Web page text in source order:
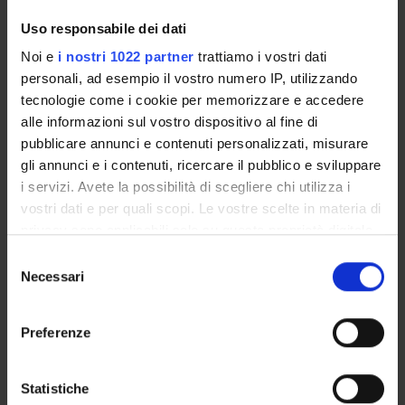
Uso responsabile dei dati
Noi e i nostri 1022 partner trattiamo i vostri dati
personali, ad esempio il vostro numero IP, utilizzando
tecnologie come i cookie per memorizzare e accedere
alle informazioni sul vostro dispositivo al fine di
pubblicare annunci e contenuti personalizzati, misurare
gli annunci e i contenuti, ricercare il pubblico e sviluppare
i servizi. Avete la possibilità di scegliere chi utilizza i
vostri dati e per quali scopi. Le vostre scelte in materia di
modificare o revocare il proprio consenso in qualsiasi
momento dalla Dichiarazione sui cookie o facendo clic
raccogliere informazioni sulla tua posizione
delNecessari
Preferenze
Statistiche
Statute seating places
14 iscrivibili
Part-Time
No
Fees
€ 1.902,00:
I rata € 352,00 entro la scadenza prevista dal MUR;
II rata € 775,00 entro 31/03/2026;
III rata € 775,00 entro 31/05/2026;
How to enroll